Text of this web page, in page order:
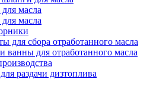
масла
масла
для сбора отработанного масла
ванны для отработанного масла
раздачи дизтоплива